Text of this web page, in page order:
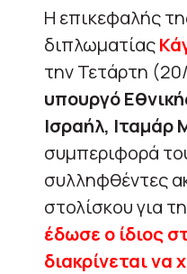
Η επικεφαλής
διπλωματίας
την Τετάρτη
υπουργό
Ισραήλ, Ιταμάρ
συμπεριφορά
συλληφθέντες
στολίσκου για
έδωσε ο ίδιος
διακρίνεται να